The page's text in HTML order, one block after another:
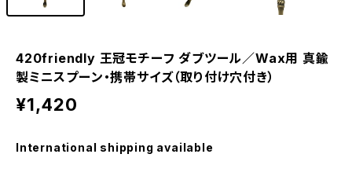
420friendly 王冠モチーフ ダブツール／Wax用 真鍮
製ミニスプーン・携帯サイズ（取り付け穴付き）
¥1,420
International shipping available